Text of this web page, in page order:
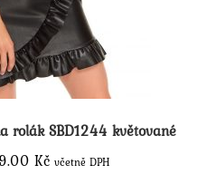
rolák SBD1244 květované
KčAktuální
včetně DPH